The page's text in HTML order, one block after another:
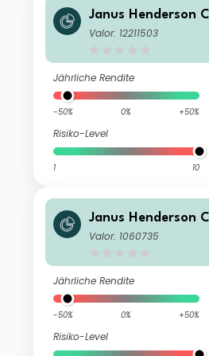
Janus Henderson
Global Technology
Valor: 12211503
Jährliche Rendite
-50% 0% +50%
Risiko-Level
1 10
Janus Henderson
Global Technology
Valor: 1060735
Jährliche Rendite
-50% 0% +50%
Risiko-Level